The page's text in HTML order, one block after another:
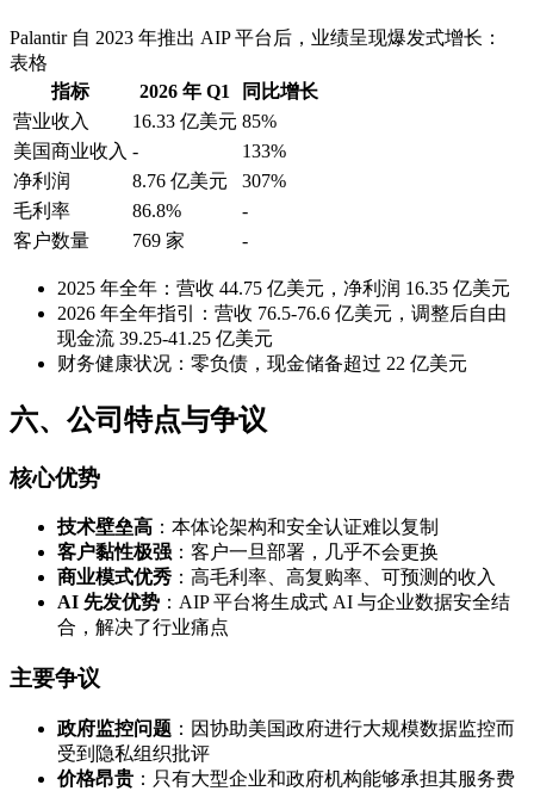
Palantir 自 2023 年推出 AIP 平台后，业绩呈现爆发式增长：
表格
指标
2026 年 Q1
同比增长
营业收入
16.33 亿美元 85%
美国商业收入 -
133%
净利润
8.76 亿美元
307%
毛利率
86.8%
-
客户数量
769 家 -
2025 年全年：营收 44.75 亿美元，净利润 16.35 亿美元
2026 年全年指引：营收 76.5-76.6 亿美元，调整后自由
现金流 39.25-41.25 亿美元
财务健康状况：零负债，现金储备超过 22 亿美元
六、公司特点与争议
核心优势
技术壁垒高 ：本体论架构和安全认证难以复制
客户黏性极强 ：客户一旦部署，几乎不会更换
商业模式优秀 ：高毛利率、高复购率、可预测的收入
AI 先发优势 ：AIP 平台将生成式 AI 与企业数据安全结
合，解决了行业痛点
主要争议
政府监控问题 ：因协助美国政府进行大规模数据监控而
受到隐私组织批评
价格昂贵 ：只有大型企业和政府机构能够承担其服务费